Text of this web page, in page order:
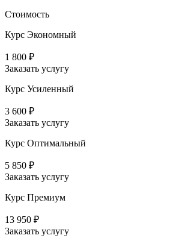
Стоимость
Курс Экономный
1 800 ₽
Заказать услугу
Курс Усиленный
3 600 ₽
Заказать услугу
Курс Оптимальный
5 850 ₽
Заказать услугу
Курс Премиум
13 950 ₽
Заказать услугу